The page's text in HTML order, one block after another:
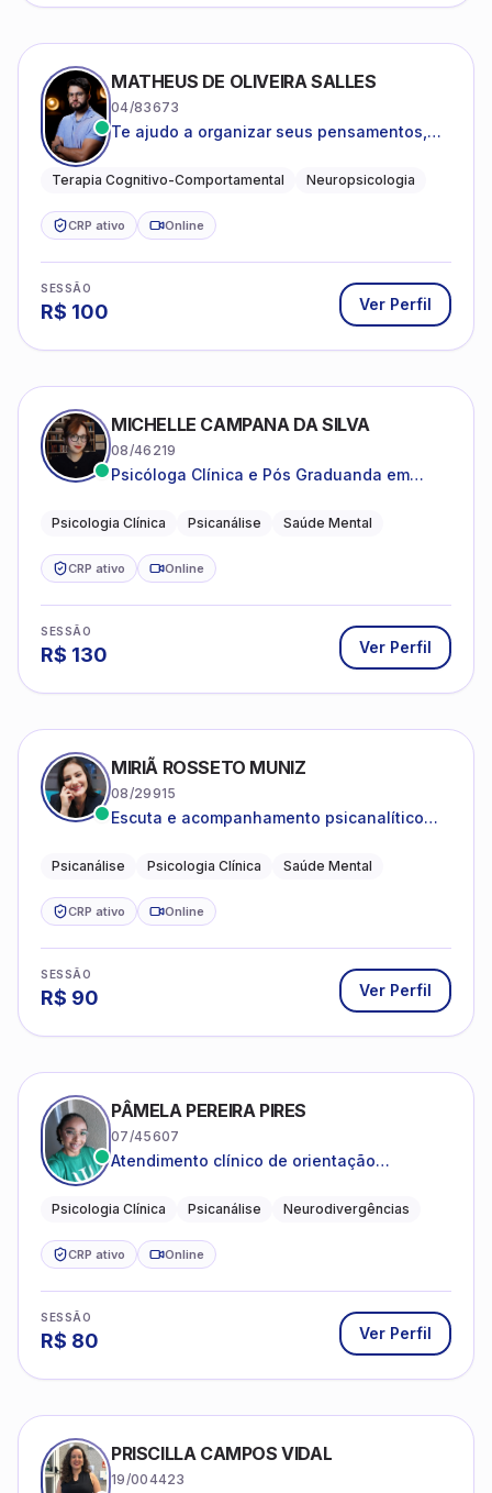
MATHEUS DE OLIVEIRA SALLES
04/83673
Te ajudo a organizar seus pensamentos,
clareza e sentido, com uma terapia
Terapia Cognitivo-Comportamental Neuropsicologia
CRP ativo Online
SESSÃO
R$ 100 Ver Perfil
MICHELLE CAMPANA DA SILVA
08/46219
Psicóloga Clínica e Pós Graduanda em
Psicologia Clínica Psicanálise Saúde Mental
CRP ativo Online
SESSÃO
R$ 130 Ver Perfil
MIRIÃ ROSSETO MUNIZ
08/29915
Escuta e acompanhamento psicanalítico
Psicanálise Psicologia Clínica Saúde Mental
CRP ativo Online
SESSÃO
R$ 90 Ver Perfil
PÂMELA PEREIRA PIRES
07/45607
Atendimento clínico de orientação
crianças neurotípicas
Psicologia Clínica Psicanálise Neurodivergências
CRP ativo Online
SESSÃO
R$ 80 Ver Perfil
PRISCILLA CAMPOS VIDAL
19/004423